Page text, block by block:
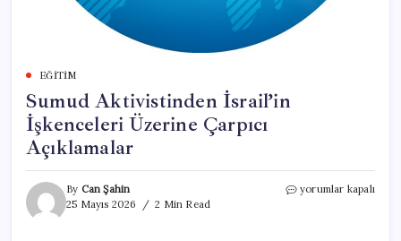
EĞITIM
Sumud Aktivistinden İsrail’in
İşkenceleri Üzerine Çarpıcı
Açıklamalar
By Can Şahin
25 Mayıs 2026
2 Min Read
Sumud
yorumlar kapalı